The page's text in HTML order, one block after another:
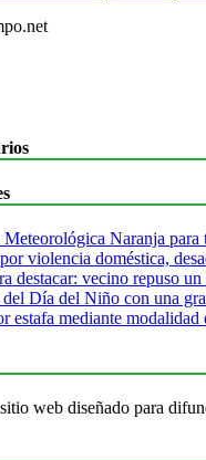
Naranja para
violencia doméstica,
destacar: vecino repuso
Día del Niño con una
estafa mediante
web diseñado para